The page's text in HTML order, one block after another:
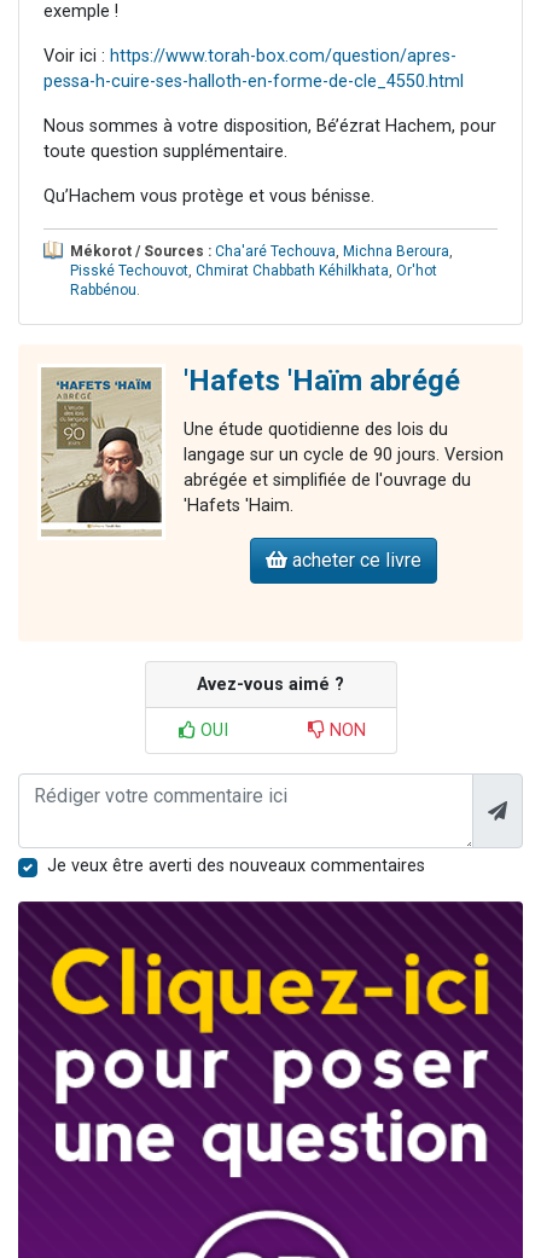
exemple !
Voir ici : https://www.torah-box.com/question/apres-
pessa-h-cuire-ses-halloth-en-forme-de-cle_4550.html
Nous sommes à votre disposition, Bé’ézrat Hachem, pour
toute question supplémentaire.
Qu’Hachem vous protège et vous bénisse.
Mékorot / Sources : Cha'aré Techouva, Michna Beroura,
Pisské Techouvot, Chmirat Chabbath Kéhilkhata, Or'hot
Rabbénou.
'Hafets 'Haïm abrégé
Une étude quotidienne des lois du
langage sur un cycle de 90 jours. Version
abrégée et simplifiée de l'ouvrage du
'Hafets 'Haim.
acheter ce livre
Avez-vous aimé ?
OUI NON
Je veux être averti des nouveaux commentaires